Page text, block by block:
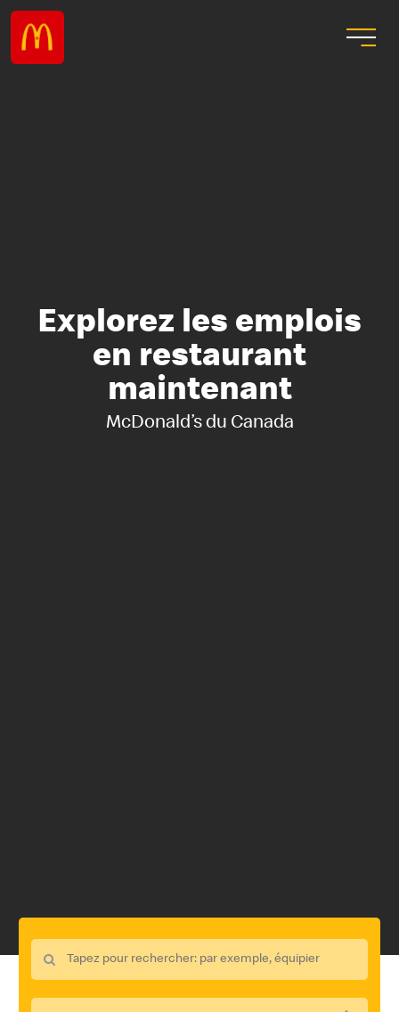
Explorez les emplois
en restaurant
maintenant
McDonald’s du Canada